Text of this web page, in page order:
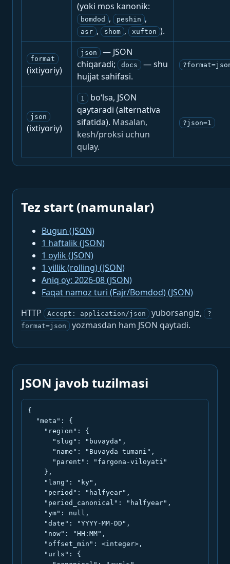
(yoki mos kanonik:
bomdod , peshin ,
asr , shom , xufton ).
format
(ixtiyoriy)
json
— JSON
chiqaradi;
docs
— shu
hujjat sahifasi.
json
(ixtiyoriy)
1
bo‘lsa, JSON
qaytaradi (alternativa
sifatida). Masalan,
kesh/proksi uchun
qulay.
?json=1
Tez start (namunalar)
Bugun (JSON)
1 haftalik (JSON)
1 oylik (JSON)
1 yillik (rolling) (JSON)
Aniq oy: 2026-08 (JSON)
Faqat namoz turi (Fajr/Bomdod) (JSON)
HTTP
Accept: application/json yuborsangiz,
?
format=json
yozmasdan ham JSON qaytadi.
JSON javob tuzilmasi
{
  "meta": {
    "region": {
      "slug": "buvayda",
      "name": "Buvayda tumani",
      "parent": "fargona-viloyati"
    },
    "lang": "ky",
    "period": "halfyear",
    "period_canonical": "halfyear",
    "ym": null,
    "date": "YYYY-MM-DD",
    "now": "HH:MM",
    "offset_min": <integer>,
    "urls": {